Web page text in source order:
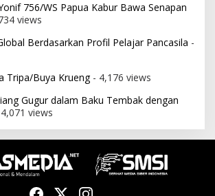
756/WS Papua Kabur Bawa Senapan
views
Berdasarkan Profil Pelajar Pancasila -
Tripa/Buya Krueng- 4,176 views
Gugur dalam Baku Tembak dengan
views